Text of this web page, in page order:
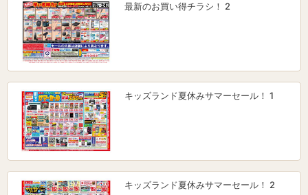
最新のお買い得チラシ！ 2
キッズランド夏休みサマーセール！ 1
キッズランド夏休みサマーセール！ 2